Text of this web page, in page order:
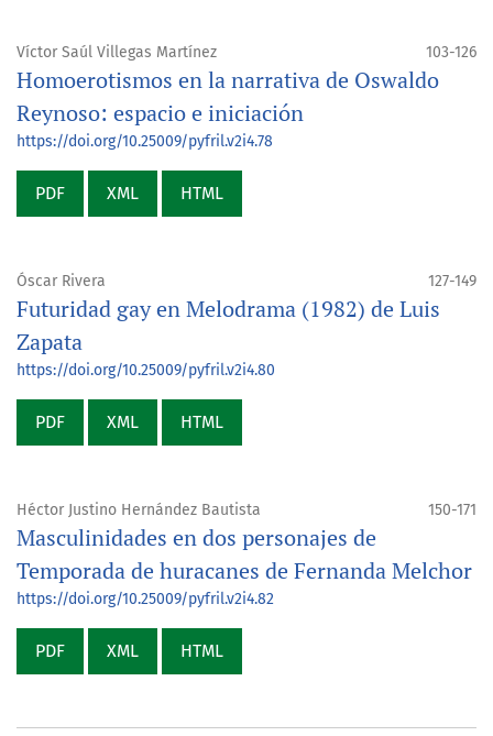
Víctor Saúl Villegas Martínez 103-126
Homoerotismos en la narrativa de Oswaldo
Reynoso: espacio e iniciación
https://doi.org/10.25009/pyfril.v2i4.78
PDF XML HTML
Óscar Rivera 127-149
Futuridad gay en Melodrama (1982) de Luis
Zapata
https://doi.org/10.25009/pyfril.v2i4.80
PDF XML HTML
Héctor Justino Hernández Bautista 150-171
Masculinidades en dos personajes de
Temporada de huracanes de Fernanda Melchor
https://doi.org/10.25009/pyfril.v2i4.82
PDF XML HTML